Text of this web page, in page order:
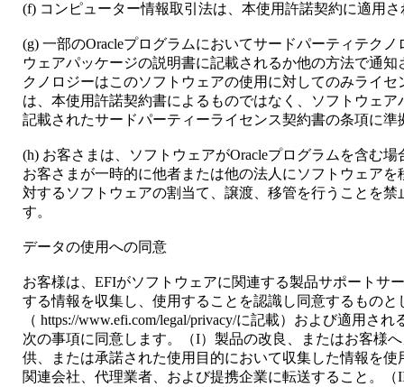
(f) コンピューター情報取引法は、本使用許諾契約に適用
(g) 一部のOracleプログラムにおいてサードパーティテク
ウェアパッケージの説明書に記載されるか他の方法で通
クノロジーはこのソフトウェアの使用に対してのみライ
は、本使用許諾契約書によるものではなく、ソフトウェ
記載されたサードパーティーライセンス契約書の条項に準
(h) お客さまは、ソフトウェアがOracleプログラムを含む
お客さまが一時的に他者または他の法人にソフトウェア
対するソフトウェアの割当て、譲渡、移管を行うことを
す。
データの使用への同意
お客様は、EFIがソフトウェアに関連する製品サポートサ
する情報を収集し、使用することを認識し同意するもの
（ https://www.efi.com/legal/privacy/に記載）および適用さ
次の事項に同意します。（I）製品の改良、またはお客様
供、または承諾された使用目的において収集した情報を
関連会社、代理業者、および提携企業に転送すること。